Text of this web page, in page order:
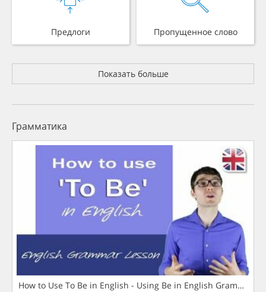
Предлоги Пропущенное слово
Показать больше
Грамматика
How to Use To Be in English - Using Be in English Grammar